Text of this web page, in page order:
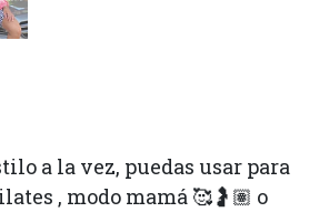
a la vez, puedas usar para
, modo mamá 🥰🤰🏽 o